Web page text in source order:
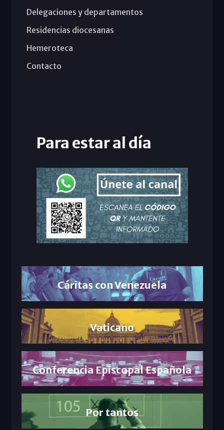
Delegaciones y departamentos
Residencias diocesanas
Hemeroteca
Contacto
Para estar al día
Cáritas con Venezuela
Vaticano
Conferencia Episcopal Española
Por tantos